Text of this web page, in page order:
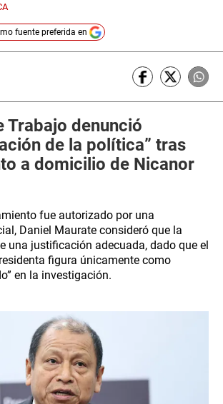
fuente preferida en
Trabajo denunció
de la política” tras
a domicilio de Nicanor
fue autorizado por una
Daniel Maurate consideró que la
una justificación adecuada, dado que el
figura únicamente como
en la investigación.